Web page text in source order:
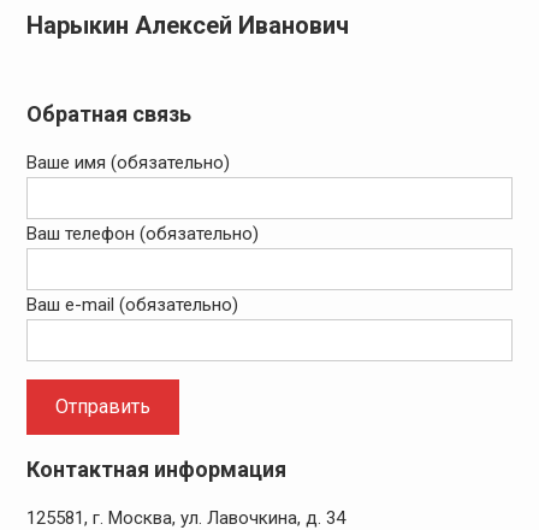
Нарыкин Алексей Иванович
Обратная связь
Ваше имя (обязательно)
Ваш телефон (обязательно)
Ваш e-mail (обязательно)
Контактная информация
125581, г. Москва, ул. Лавочкина, д. 34